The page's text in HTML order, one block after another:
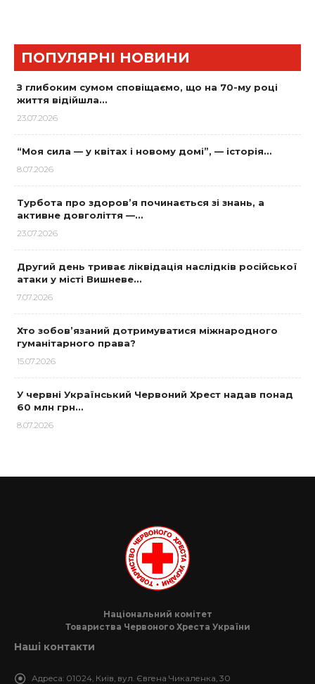
ПОПУЛЯРНІ НОВИНИ
З глибоким сумом сповіщаємо, що на 70-му році
життя відійшла…
23.07.2026
“Моя сила — у квітах і новому домі”, — історія…
8.07.2026
Турбота про здоров’я починається зі знань, а
активне довголіття —…
23.07.2026
Другий день триває ліквідація наслідків російської
атаки у місті Вишневе…
7.07.2026
Хто зобов’язаний дотримуватися міжнародного
гуманітарного права?
15.07.2026
У червні Український Червоний Хрест надав понад
60 млн грн…
8.07.2026
Національний комітет
Товариства Червоного Хреста України
Наші контакти
Адреса: 01024, Київ, вул. Євгена Чикаленка, 30